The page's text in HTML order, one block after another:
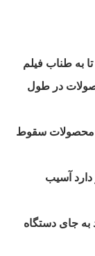
به طناب فیلم
در طول
محصولات سقوط
دارد آسیب
به جای دستگاه